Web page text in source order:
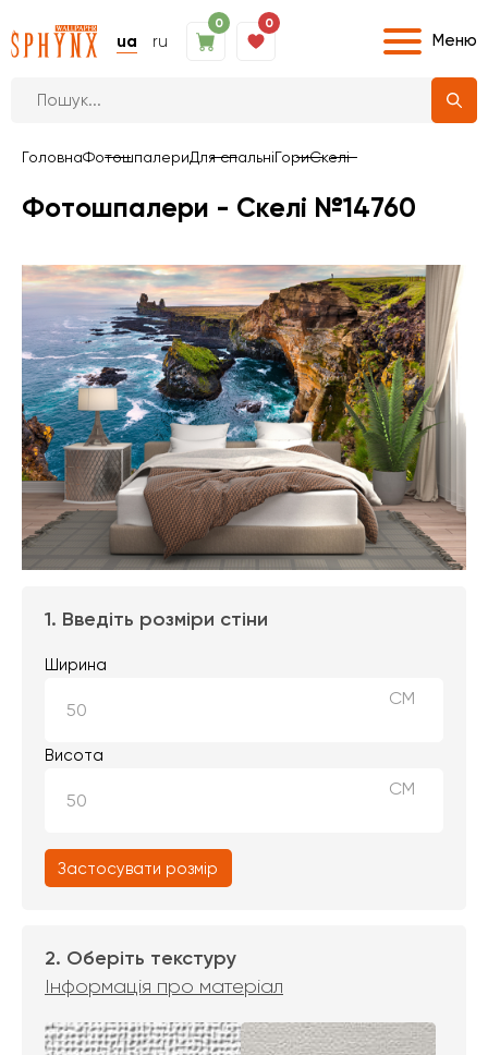
ua ru
0 0
Меню
ГоловнаФотошпалериДля спальніГориСкелі
Фотошпалери - Скелі №14760
1. Введіть розміри стіни
Ширина
СМ
Висота
СМ
Застосувати розмір
2. Оберіть текстуру
Інформація про матеріал